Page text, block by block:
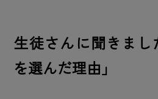
生徒さんに聞きま
を選んだ理由」